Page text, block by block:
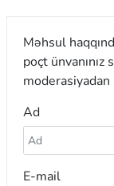
Məhsul
poçt ünvanınız
Ad
E-mail